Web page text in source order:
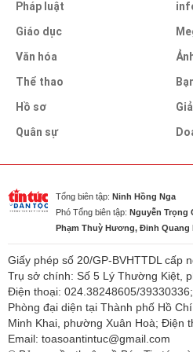
Pháp luật
Giáo dục
Văn hóa
Thể thao
Hồ sơ
Quân sự
Tổng biên tập: Ninh Hồng Nga
Phó Tổng biên tập: Nguyễn Trọng
Phạm Thuỳ Hương, Đinh Quang
Giấy phép số 20/GP-BVHTTDL cấp
Trụ sở chính: Số 5 Lý Thường Kiệt,
Điện thoại: 024.38248605/
Phòng đại diện tại Thành phố Hồ
Minh Khai, phường Xuân Hoà; Điện
Email: toasoantintuc@gmail.com